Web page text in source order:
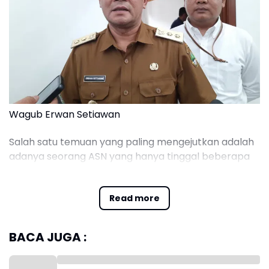
Read more
Wagub Erwan Setiawan
‎Salah satu temuan yang paling mengejutkan adalah
adanya seorang ASN yang hanya tinggal beberapa
kurun waktu satu tahun tercatat memiliki transaksi
judi online lebih dari Rp800 juta. Menurut Erwan,
temuan tersebut membuat dirinya sangat prihatin.
‎"Terus terang saya sebagai Wakil Gubernur merasa
terpukul dan malu. Ada satu nama, beberapa bulan
BACA JUGA :